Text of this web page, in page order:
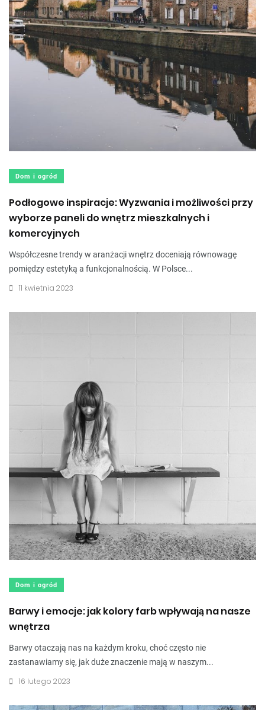
Dom i ogród
Podłogowe inspiracje: Wyzwania i możliwości przy
wyborze paneli do wnętrz mieszkalnych i
komercyjnych
Współczesne trendy w aranżacji wnętrz doceniają równowagę
pomiędzy estetyką a funkcjonalnością. W Polsce...
11 kwietnia 2023
Dom i ogród
Barwy i emocje: jak kolory farb wpływają na nasze
wnętrza
Barwy otaczają nas na każdym kroku, choć często nie
zastanawiamy się, jak duże znaczenie mają w naszym...
16 lutego 2023